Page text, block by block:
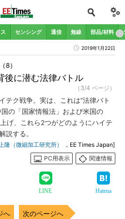
センシング 通信 無線 部品/材料
2019年1月22日
後に潜む法律バトル
8）
（3/4 ページ）
テク戦争。実は、これは“法律バト
の「国家情報法」および米国の
げ、これら2つがどのようにハイテ
説する。
隆（微細加工研究所）
，EE Times Japan]
PC用表示
関連情報
LINE Hatena
へ 次のページへ